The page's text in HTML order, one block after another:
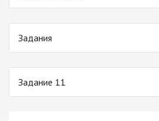
Задания
Задание 11